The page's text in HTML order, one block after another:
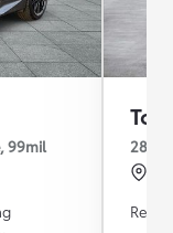
99mil